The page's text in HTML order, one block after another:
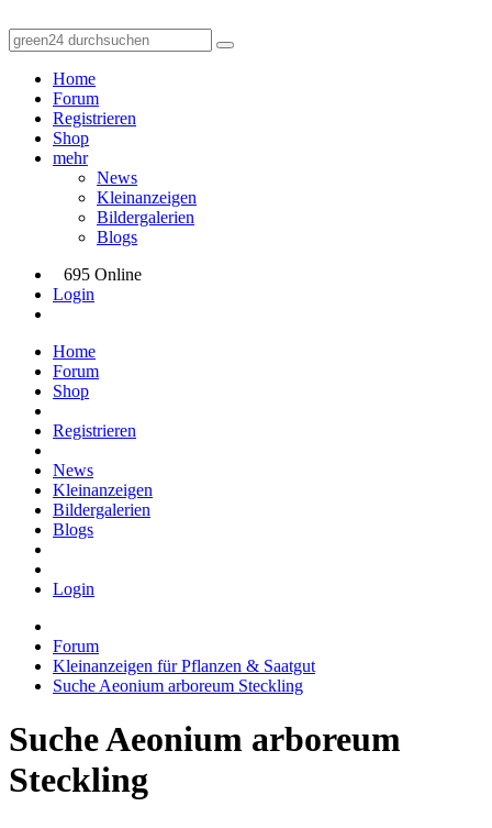
Home
Forum
Registrieren
Shop
mehr
News
Kleinanzeigen
Bildergalerien
Blogs
695 Online
Login
Home
Forum
Shop
Registrieren
News
Kleinanzeigen
Bildergalerien
Blogs
Login
Forum
Kleinanzeigen für Pflanzen & Saatgut
Suche Aeonium arboreum Steckling
Suche Aeonium arboreum
Steckling